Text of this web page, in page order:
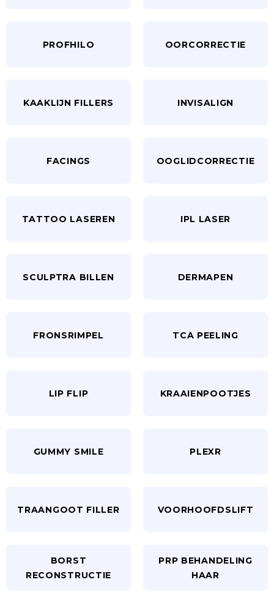
PROFHILO OORCORRECTIE
KAAKLIJN FILLERS INVISALIGN
FACINGS OOGLIDCORRECTIE
TATTOO LASEREN IPL LASER
SCULPTRA BILLEN DERMAPEN
FRONSRIMPEL TCA PEELING
LIP FLIP KRAAIENPOOTJES
GUMMY SMILE PLEXR
TRAANGOOT FILLER VOORHOOFDSLIFT
BORST
RECONSTRUCTIE
PRP BEHANDELING
HAAR